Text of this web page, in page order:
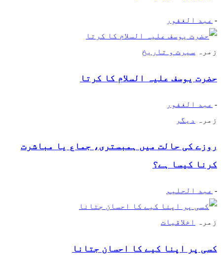
- عبد الغفور
زمرہ سیرت و تاریخ
حضرت یوسف علیہ السلام کا کرتا
- عبد الغفور
زمرہ
دیگر
روزے کی حالت میں ہمبستری، جماع یا مباشرت
کرنا کیسا ہے؟
- عبد الحلیم
زمرہ اخلاقیات
کسی پر اپنا کیے کا احسان جتانا